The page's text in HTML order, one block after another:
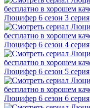
Люцифер 6 cезон 3 cерия
Люцифер 6 cезон 4 cерия
Люцифер 6 cезон 5 cерия
Люцифер 6 cезон 6 cерия